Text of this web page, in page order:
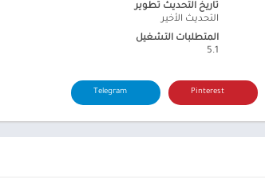
تاريخ التحديث تطوير
التحديث الأخير
المتطلبات التشغيل
5.1